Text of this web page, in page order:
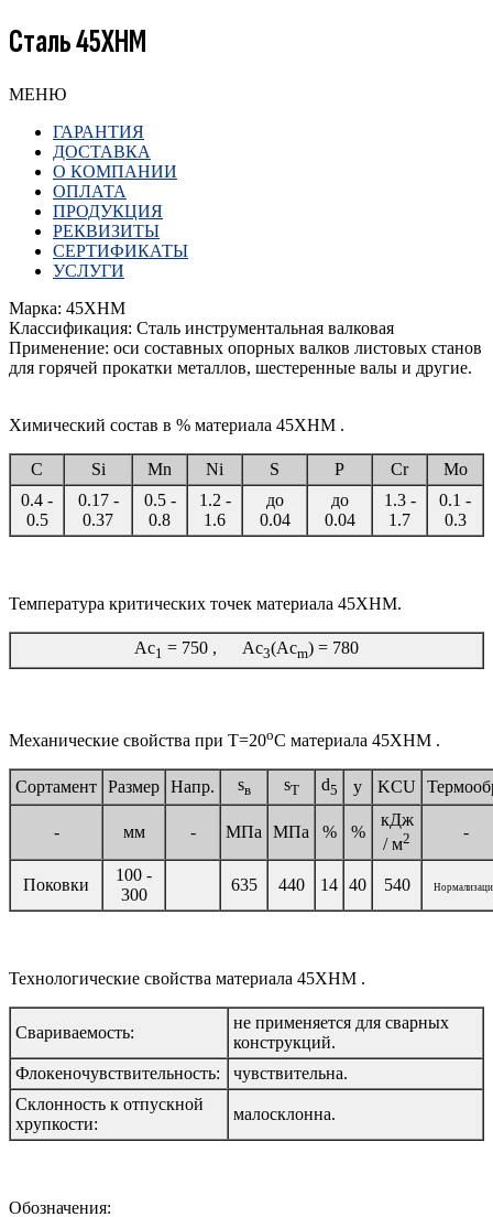
Сталь 45ХНМ
МЕНЮ
ГАРАНТИЯ
ДОСТАВКА
О КОМПАНИИ
ОПЛАТА
ПРОДУКЦИЯ
РЕКВИЗИТЫ
СЕРТИФИКАТЫ
УСЛУГИ
Марка: 45ХНМ
Классификация: Сталь инструментальная валковая
Применение: оси составных опорных валков листовых станов
для горячей прокатки металлов, шестеренные валы и другие.
Химический состав в % материала 45ХНМ .
C Si Mn Ni S P Cr
Mo
0.4 -
0.5
0.17 -
0.37
0.5 -
0.8
1.2 -
1.6
до
0.04
до
0.04
1.3 -
1.7
0.1 -
0.3
Температура критических точек материала 45ХНМ.
Ac1 = 750 , Ac3(Acm) = 780
Механические свойства при Т=20oС материала 45ХНМ .
Сортамент Размер Напр. sв sT d5 y KCU
- мм - МПа МПа % %
кДж
/ м2 -
Поковки
100 -
300
635 440 14 40 540
Технологические свойства материала 45ХНМ .
Свариваемость:
не применяется для сварных
конструкций.
Флокеночувствительность:
чувствительна.
Склонность к отпускной
хрупкости:
малосклонна.
Обозначения: